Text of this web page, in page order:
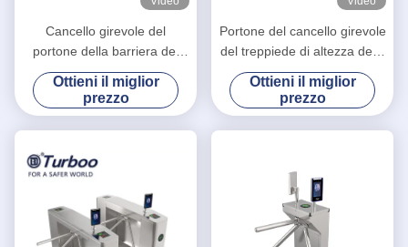
Cancello girevole del
portone della barriera del
treppiede di SUS 304 per
controllo di accesso
pedonale
Ottieni il miglior
prezzo
Portone del cancello girevole
del treppiede di altezza della
vita con la funzione di
disinfezione
Ottieni il miglior
prezzo